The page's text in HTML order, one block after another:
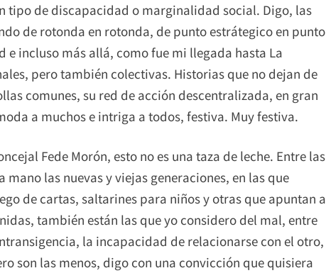
tipo de discapacidad o marginalidad social. Digo, las
de rotonda en rotonda, de punto estrátegico en punto
e incluso más allá, como fue mi llegada hasta La
pero también colectivas. Historias que no dejan de
comunes, su red de acción descentralizada, en gran
a muchos e intriga a todos, festiva. Muy festiva.
Fede Morón, esto no es una taza de leche. Entre las
mano las nuevas y viejas generaciones, en las que
de cartas, saltarines para niños y otras que apuntan a
también están las que yo considero del mal, entre
la incapacidad de relacionarse con el otro,
son las menos, digo con una convicción que quisiera